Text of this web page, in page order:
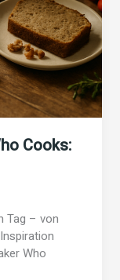
Cooks:
Tag – von
Who